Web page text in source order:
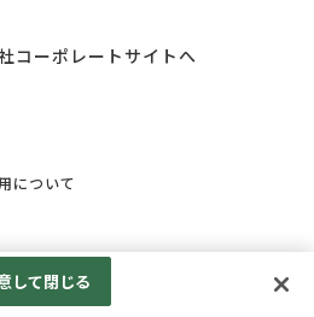
コーポレートサイトへ
について
して閉じる